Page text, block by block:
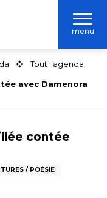
menu
Tout l’agenda
avec Damenora
contée
/ POÉSIE